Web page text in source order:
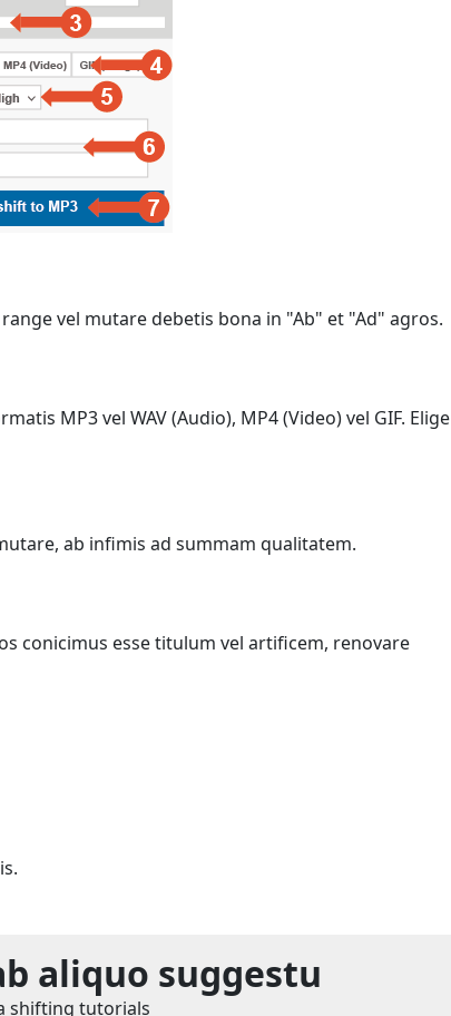
vel mutare debetis bona in "Ab" et "Ad" agros.
MP3 vel WAV (Audio), MP4 (Video) vel GIF. Elige
ab infimis ad summam qualitatem.
conicimus esse titulum vel artificem, renovare
aliquo suggestu
shifting tutorials